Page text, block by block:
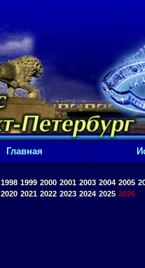
Главная
1998 1999 2000 2001 2003 2004 2005
2020 2021 2022 2023 2024 2025 2026